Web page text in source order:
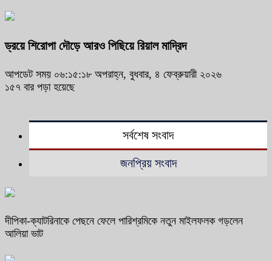
ড্রয়ে শিরোপা দৌড়ে আরও পিছিয়ে রিয়াল মাদ্রিদ
আপডেট সময় ০৬:১৫:১৮ অপরাহ্ন, বুধবার, ৪ ফেব্রুয়ারী ২০২৬
১৫৭ বার পড়া হয়েছে
সর্বশেষ সংবাদ
জনপ্রিয় সংবাদ
দীপিকা-ক্যাটরিনাকে পেছনে ফেলে পারিশ্রমিকে নতুন মাইলফলক গড়লেন
আলিয়া ভাট